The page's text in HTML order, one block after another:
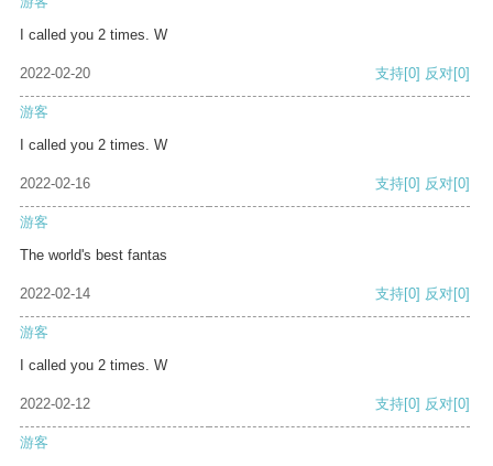
I called you 2 times. W
2022-02-20 支持[0] 反对[0]
游客
I called you 2 times. W
2022-02-16 支持[0] 反对[0]
游客
The world's best fantas
2022-02-14 支持[0] 反对[0]
游客
I called you 2 times. W
2022-02-12 支持[0] 反对[0]
游客